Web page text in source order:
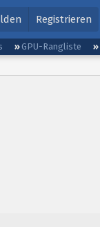
Registrieren
GPU-Rangliste